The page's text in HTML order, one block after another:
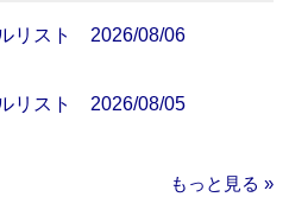
リスト 2026/08/06
リスト 2026/08/05
もっと見る »